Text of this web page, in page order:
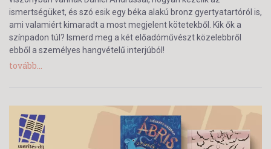
ismertségüket, és szó esik egy béka alakú bronz gyertyatartóról is,
ami valamiért kimaradt a most megjelent kötetekből. Kik ők a
színpadon túl? Ismerd meg a két előadóművészt közelebbről
ebből a személyes hangvételű interjúból!
tovább...